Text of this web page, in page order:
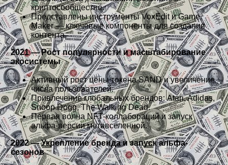
криптосообществе.
Представлены инструменты VoxEdit и Game
Maker — ключевые компоненты для создания
контента.
2021 — Рост популярности и масштабирование
экосистемы
Активный рост цены токена SAND и увеличение
числа пользователей.
Привлечение глобальных брендов: Atari, Adidas,
Snoop Dogg, The Walking Dead.
Первая волна NFT-коллабораций и запуск
альфа-версии метавселенной.
2022 — Укрепление бренда и запуск альфа-
сезонов